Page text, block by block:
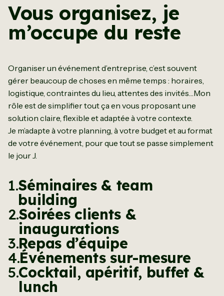
Vous organisez, je
m’occupe du reste
Organiser un événement d’entreprise, c’est souvent
gérer beaucoup de choses en même temps : horaires,
logistique, contraintes du lieu, attentes des invités…Mon
rôle est de simplifier tout ça en vous proposant une
solution claire, flexible et adaptée à votre contexte.
Je m’adapte à votre planning, à votre budget et au format
de votre événement, pour que tout se passe simplement
le jour J.
1.Séminaires & team
building
2.Soirées clients &
inaugurations
3.Repas d’équipe
4.Événements sur-mesure
5.Cocktail, apéritif, buffet &
lunch